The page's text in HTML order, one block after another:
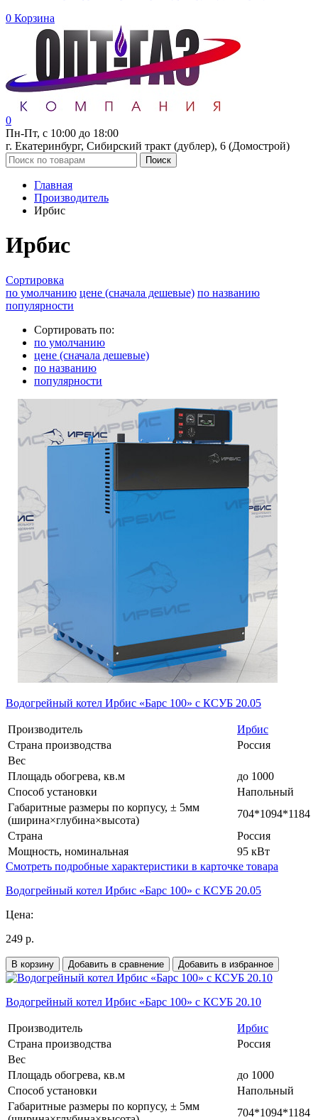
0 Корзина
0
Пн-Пт, с 10:00 до 18:00
г. Екатеринбург, Сибирский тракт (дублер), 6 (Домострой)
Поиск
Главная
Производитель
Ирбис
Ирбис
Сортировка
по умолчанию цене (сначала дешевые) по названию
популярности
Сортировать по:
по умолчанию
цене (сначала дешевые)
по названию
популярности
Водогрейный котел Ирбис «Барс 100» с КСУБ 20.05
Производитель
Ирбис
Страна производства
Россия
Вес
Площадь обогрева, кв.м
до 1000
Способ установки
Напольный
Габаритные размеры по корпусу, ± 5мм
(ширина×глубина×высота)
704*1094*1184
Страна
Россия
Мощность, номинальная
95 кВт
Смотреть подробные характеристики в карточке товара
Водогрейный котел Ирбис «Барс 100» с КСУБ 20.05
Цена:
249 р.
В корзину Добавить в сравнение Добавить в избранное
Водогрейный котел Ирбис «Барс 100» с КСУБ 20.10
Производитель
Ирбис
Страна производства
Россия
Вес
Площадь обогрева, кв.м
до 1000
Способ установки
Напольный
Габаритные размеры по корпусу, ± 5мм
704*1094*1184